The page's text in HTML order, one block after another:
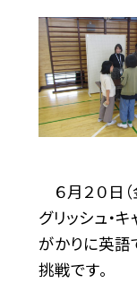
６月２０日
グリッシュ・
がかりに英語
挑戦です。